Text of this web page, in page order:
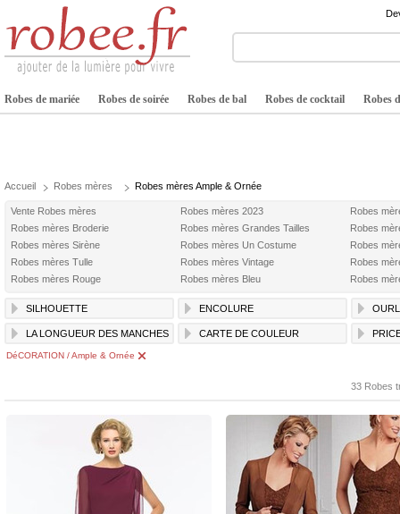
Robes de mariée Robes de soirée Robes de bal Robes de cocktail Robes
Accueil Robes mères Robes mères Ample & Ornée
Vente Robes mères Robes mères 2023
Robes
Robes mères Broderie
Robes mères Grandes Tailles
Robes
Robes mères Sirène
Robes mères Un Costume
Robes
Robes mères Tulle
Robes mères Vintage
Robes
Robes mères Rouge
Robes mères Bleu Robes
SILHOUETTE ENCOLURE
LA LONGUEUR DES MANCHES CARTE DE COULEUR
DéCORATION / Ample & Ornée
33 Robes